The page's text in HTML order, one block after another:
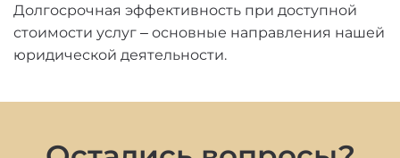
Долгосрочная эффективность при доступной
стоимости услуг – основные направления нашей
юридической деятельности.